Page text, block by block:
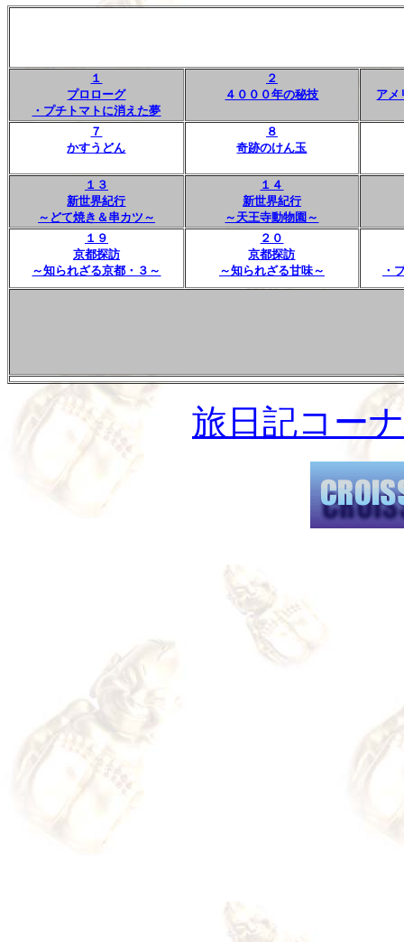
１
プロローグ
・プチトマトに消えた夢
２
４０００年の秘技
アメ
７
かすうどん
８
奇跡のけん玉
１３
新世界紀行
～どて焼き＆串カツ～
１４
新世界紀行
～天王寺動物園～
１９
京都探訪
～知られざる京都・３～
２０
京都探訪
～知られざる甘味～
・
旅日記コー